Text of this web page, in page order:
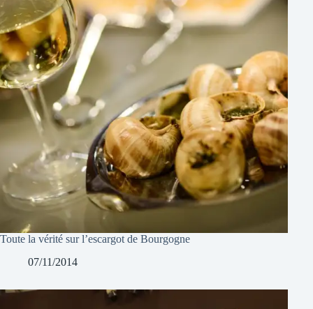
Toute la vérité sur l’escargot de Bourgogne
07/11/2014